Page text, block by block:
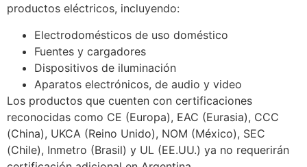
productos eléctricos, incluyendo:
Electrodomésticos de uso doméstico
Fuentes y cargadores
Dispositivos de iluminación
Aparatos electrónicos, de audio y video
Los productos que cuenten con certificaciones
reconocidas como CE (Europa), EAC (Eurasia), CCC
(China), UKCA (Reino Unido), NOM (México), SEC
(Chile), Inmetro (Brasil) y UL (EE.UU.) ya no requerirán